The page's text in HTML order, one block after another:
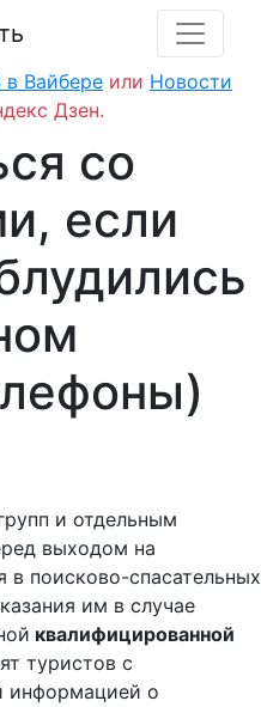
Вайбере или Новости
Дзен.
со
если
и отдельным
выходом на
поисково-спасательных
им в случае
квалифицированной
туристов с
информацией о